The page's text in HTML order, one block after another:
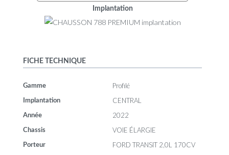
Implantation
FICHE TECHNIQUE
Gamme Profilé
Implantation CENTRAL
Année 2022
Chassis VOIE ÉLARGIE
Porteur FORD TRANSIT 2,0L 170CV